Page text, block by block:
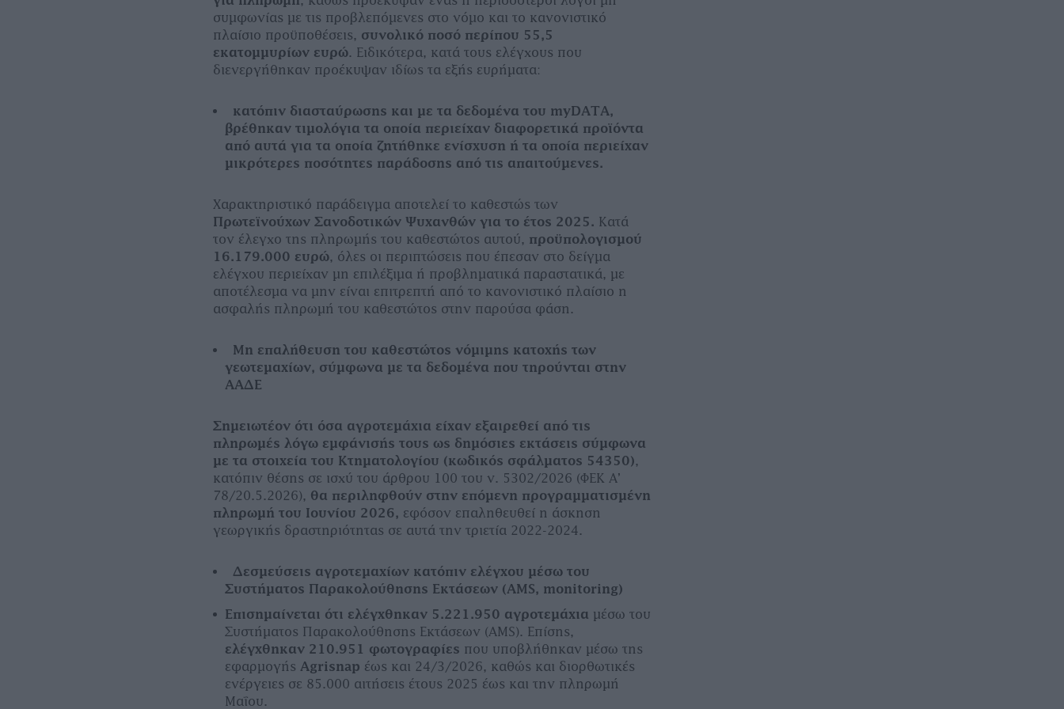
συμφωνίας με τις προβλεπόμενες στο νόμο και το κανονιστικό
πλαίσιο προϋποθέσεις, συνολικό ποσό περίπου 55,5
εκατομμυρίων ευρώ . Ειδικότερα, κατά τους ελέγχους που
διενεργήθηκαν προέκυψαν ιδίως τα εξής ευρήματα:
κατόπιν διασταύρωσης και με τα δεδομένα του myDATA,
βρέθηκαν τιμολόγια τα οποία περιείχαν διαφορετικά προϊόντα
από αυτά για τα οποία ζητήθηκε ενίσχυση ή τα οποία περιείχαν
μικρότερες ποσότητες παράδοσης από τις απαιτούμενες.
Χαρακτηριστικό παράδειγμα αποτελεί το καθεστώς των
Πρωτεϊνούχων Σανοδοτικών Ψυχανθών για το έτος 2025.
Κατά
τον έλεγχο της πληρωμής του καθεστώτος αυτού, προϋπολογισμού
16.179.000 ευρώ , όλες οι περιπτώσεις που έπεσαν στο δείγμα
ελέγχου περιείχαν μη επιλέξιμα ή προβληματικά παραστατικά, με
αποτέλεσμα να μην είναι επιτρεπτή από το κανονιστικό πλαίσιο η
ασφαλής πληρωμή του καθεστώτος στην παρούσα φάση.
Μη επαλήθευση του καθεστώτος νόμιμης κατοχής των
γεωτεμαχίων, σύμφωνα με τα δεδομένα που τηρούνται στην
ΑΑΔΕ
Σημειωτέον ότι όσα αγροτεμάχια είχαν εξαιρεθεί από τις
πληρωμές λόγω εμφάνισής τους ως δημόσιες εκτάσεις σύμφωνα
με τα στοιχεία του Κτηματολογίου (κωδικός σφάλματος 54350)
κατόπιν θέσης σε ισχύ του άρθρου 100 του ν. 5302/2026 (ΦΕΚ Α’
78/20.5.2026), θα περιληφθούν στην επόμενη προγραμματισμένη
πληρωμή του Ιουνίου 2026, εφόσον επαληθευθεί η άσκηση
γεωργικής δραστηριότητας σε αυτά την τριετία 2022-2024.
Δεσμεύσεις αγροτεμαχίων κατόπιν ελέγχου μέσω του
Συστήματος Παρακολούθησης Εκτάσεων (AMS, monitoring)
Επισημαίνεται ότι ελέγχθηκαν 5.221.950 αγροτεμάχια μέσω του
Συστήματος Παρακολούθησης Εκτάσεων (AMS). Επίσης,
ελέγχθηκαν 210.951 φωτογραφίες που υποβλήθηκαν μέσω της
εφαρμογής Agrisnap έως και 24/3/2026, καθώς και διορθωτικές
ενέργειες σε 85.000 αιτήσεις έτους 2025 έως και την πληρωμή
Μαΐου.